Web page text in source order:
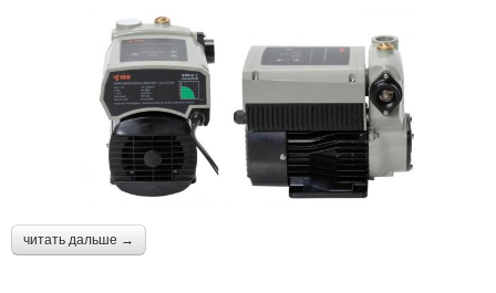
читать дальше →